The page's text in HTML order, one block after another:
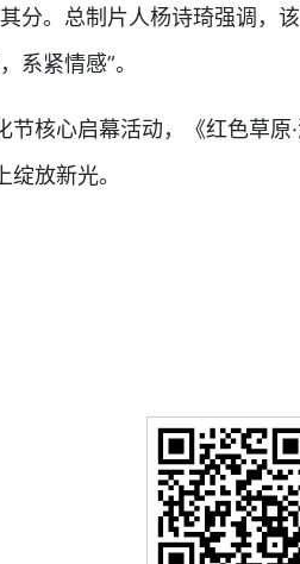
分。总制片人杨诗琦强调，
系紧情感”。
核心启幕活动，《红色草原
放新光。